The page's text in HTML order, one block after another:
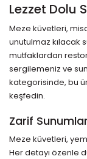
Lezzet Dolu
Meze küvetleri,
unutulmaz kılacak
mutfaklardan
sergilemeniz ve
kategorisinde, bu
keşfedin.
Zarif
Meze küvetleri,
Her detayı özenle